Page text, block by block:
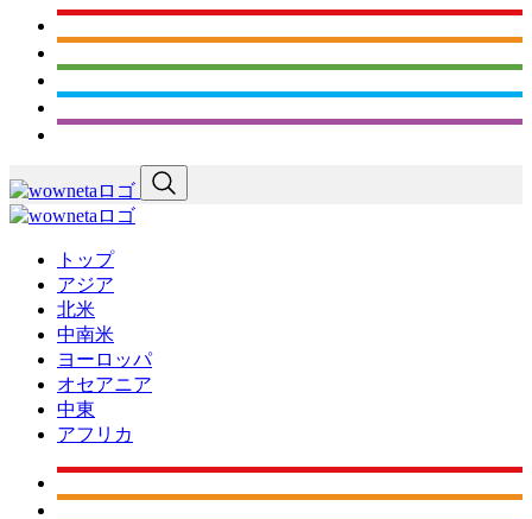
トップ
アジア
北米
中南米
ヨーロッパ
オセアニア
中東
アフリカ